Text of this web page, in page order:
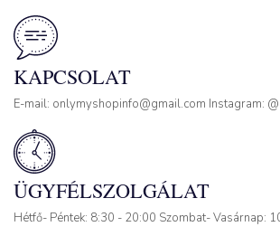
KAPCSOLAT
E-mail: onlymyshopinfo@gmail.com Instagram:
ÜGYFÉLSZOLGÁLAT
Hétfő- Péntek: 8:30 - 20:00 Szombat- Vasárnap: